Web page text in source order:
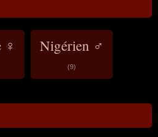
♀ Nigérien ♂
(9)